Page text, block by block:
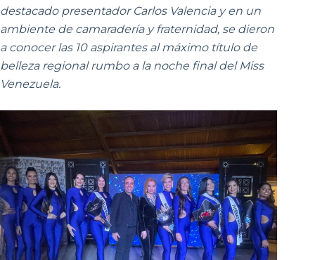
destacado presentador Carlos Valencia y en un
ambiente de camaradería y fraternidad, se dieron
a conocer las 10 aspirantes al máximo título de
belleza regional rumbo a la noche final del Miss
Venezuela.